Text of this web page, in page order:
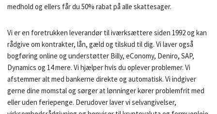
medhold og ellers får du 50% rabat på alle skattesager.
Vi er en foretrukken leverandør til iværksættere siden 1992 og kan
rådgive om kontrakter, lån, gæld og tilskud til dig. Vi laver også
bogføring online og understøtter Billy, eConomy, Deniro, SAP,
Dynamics og 14 mere. Vi hjælper hvis du oplever problemer. Vi
afstemmer alt med bankerne direkte og automatisk. Vi indgiver
gerne dine momstal og sørger at lønninger kører problemfrit med
eller uden feriepenge. Derudover laver vi selvangivelser,